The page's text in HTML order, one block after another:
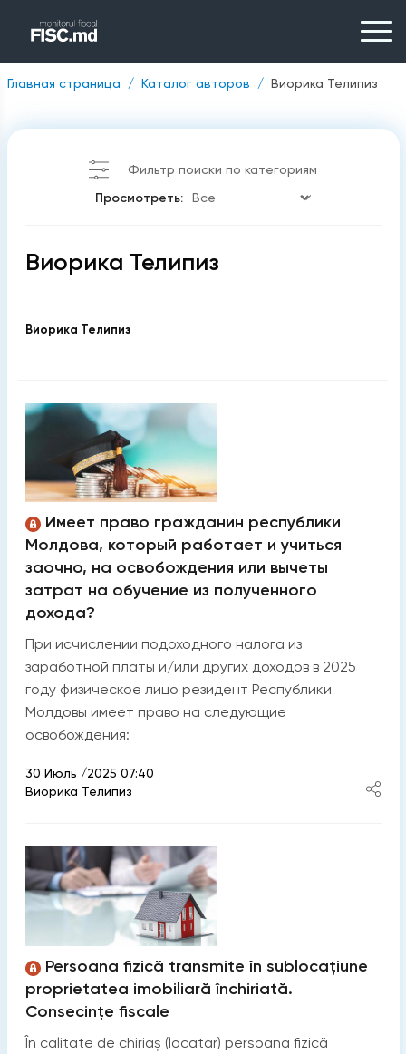
Главная страница Каталог авторов Виорика Телипиз
Фильтр поиски по категориям
Просмотреть:
Виорика Телипиз
Виорика Телипиз
Имеет право гражданин республики
Молдова, который работает и учиться
заочно, на освобождения или вычеты
затрат на обучение из полученного
дохода?
При исчислении подоходного налога из
заработной платы и/или других доходов в 2025
году физическое лицо резидент Республики
Молдовы имеет право на следующие
освобождения:
30 Июль /2025 07:40
Виорика Телипиз
Persoana fizică transmite în sublocaţiune
proprietatea imobiliară închiriată.
Consecințe fiscale
În calitate de chiriaș (locatar) persoana fizică